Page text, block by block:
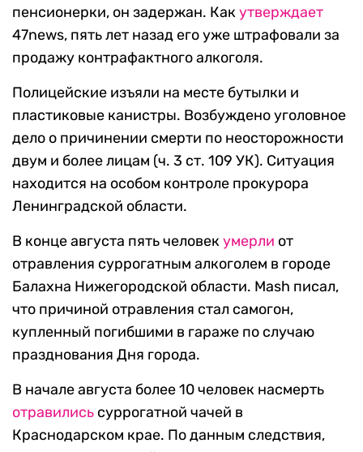
пенсионерки, он задержан. Какутверждает
47news, пять лет назад его уже штрафовали за
продажу контрафактного алкоголя.
Полицейские изъяли на месте бутылки и
пластиковые канистры. Возбуждено уголовное
дело о причинении смерти по неосторожности
двум и более лицам (ч. 3 ст. 109 УК). Ситуация
находится на особом контроле прокурора
Ленинградской области.
В конце августа пять человекумерли от
отравления суррогатным алкоголем в городе
Балахна Нижегородской области. Mash писал,
что причиной отравления стал самогон,
купленный погибшими в гараже по случаю
празднования Дня города.
В начале августа более 10 человек насмерть
отравились суррогатной чачей в
Краснодарском крае. По данным следствия,